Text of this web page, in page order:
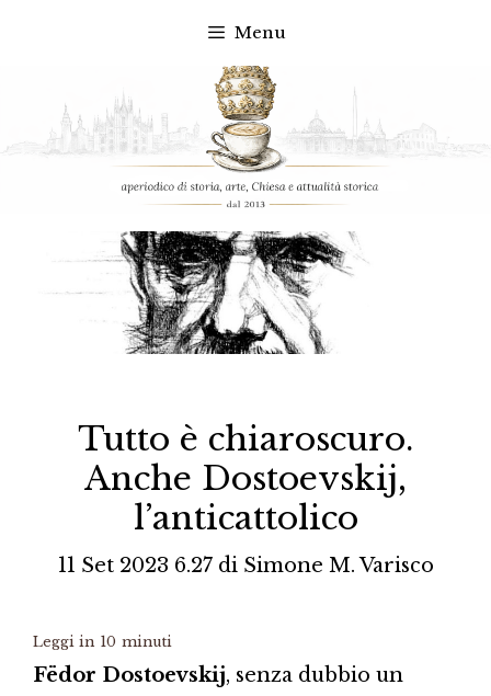
contenuto
Menu
Tutto è chiaroscuro.
Anche Dostoevskij,
l’anticattolico
11 Set 2023 6.27 di Simone M. Varisco
Leggi in 10 minuti
Fëdor Dostoevskij, senza dubbio un